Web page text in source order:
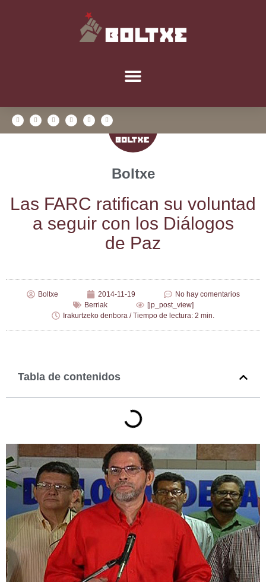
Boltxe
Las FARC rati­fi­can su volun­tad
a seguir con los Diá­lo­gos
de Paz
Boltxe 2014-11-19
No hay comentarios
Berriak
[jp_post_view]
Irakurtzeko denbora / Tiempo de lectura: 2 min.
Tabla de contenidos